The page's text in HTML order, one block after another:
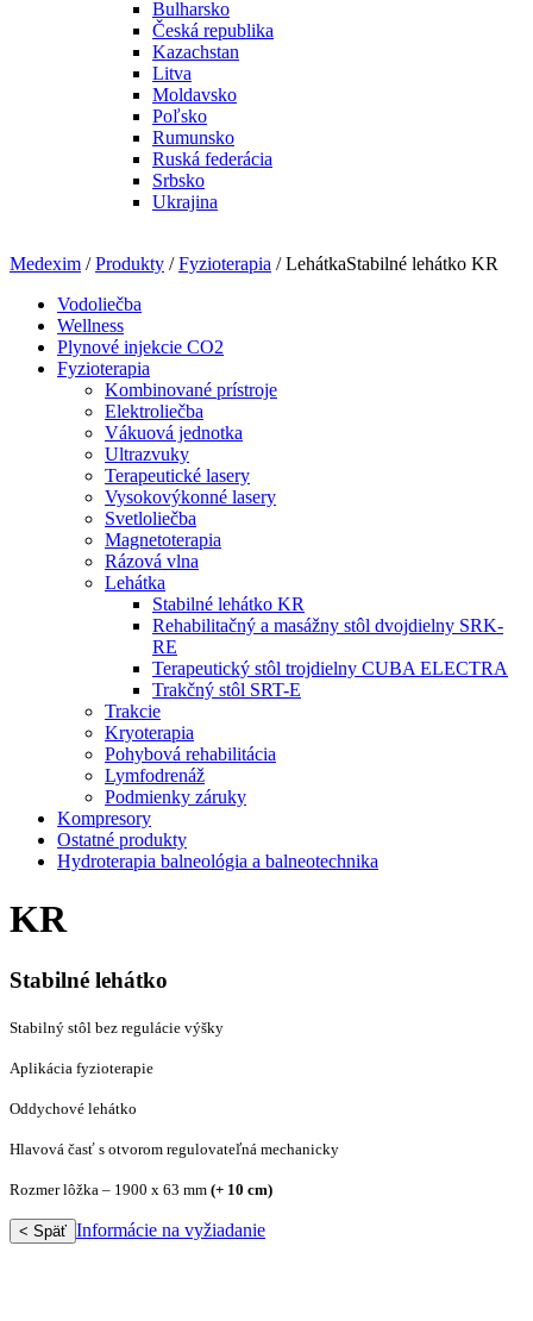
Bulharsko
Česká republika
Kazachstan
Litva
Moldavsko
Poľsko
Rumunsko
Ruská federácia
Srbsko
Ukrajina
Medexim /Produkty /Fyzioterapia / LehátkaStabilné lehátko KR
Vodoliečba
Wellness
Plynové injekcie CO2
Fyzioterapia
Kombinované prístroje
Elektroliečba
Vákuová jednotka
Ultrazvuky
Terapeutické lasery
Vysokovýkonné lasery
Svetloliečba
Magnetoterapia
Rázová vlna
Lehátka
Stabilné lehátko KR
Rehabilitačný a masážny stôl dvojdielny SRK-
RE
Terapeutický stôl trojdielny CUBA ELECTRA
Trakčný stôl SRT-E
Trakcie
Kryoterapia
Pohybová rehabilitácia
Lymfodrenáž
Podmienky záruky
Kompresory
Ostatné produkty
Hydroterapia balneológia a balneotechnika
KR
Stabilné lehátko
Stabilný stôl bez regulácie výšky
Aplikácia fyzioterapie
Oddychové lehátko
Hlavová časť s otvorom regulovateľná mechanicky
Rozmer lôžka – 1900 x 63 mm (+ 10 cm)
< Späť Informácie na vyžiadanie